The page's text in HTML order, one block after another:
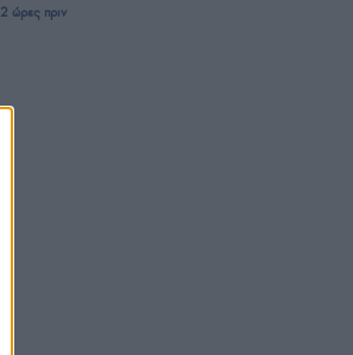
2 ώρες πριν